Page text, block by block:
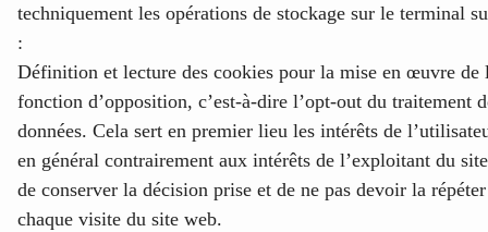
techniquement les opérations de stockage sur le terminal
:
Définition et lecture des cookies pour la mise en œuvre de
fonction d’opposition, c’est-à-dire l’opt-out du traitement
données. Cela sert en premier lieu les intérêts de
en général contrairement aux intérêts de l’exploitant du
de conserver la décision prise et de ne pas devoir la
chaque visite du site web.